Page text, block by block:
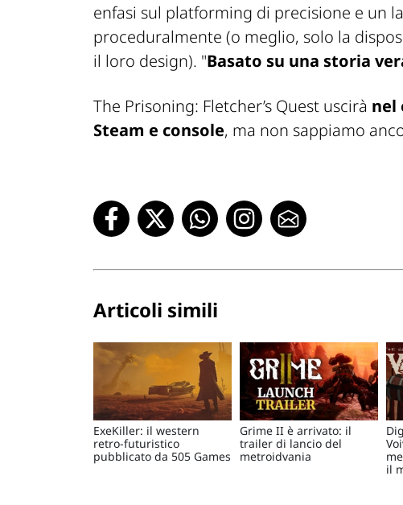
enfasi sul platforming di precisione e un
proceduralmente (o meglio, solo la
il loro design). "Basato su una storia
The Prisoning: Fletcher’s Quest uscirà nel
Steam e console, ma non sappiamo
Articoli simili
ExeKiller: il western
retro-futuristico
pubblicato da 505 Games
Grime II è arrivato: il
trailer di lancio del
metroidvania
il